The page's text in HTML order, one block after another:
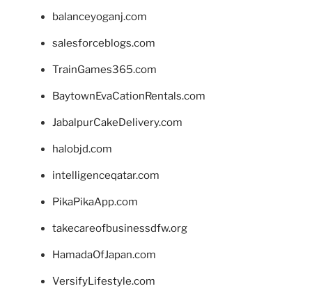
balanceyoganj.com
salesforceblogs.com
TrainGames365.com
BaytownEvaCationRentals.com
JabalpurCakeDelivery.com
halobjd.com
intelligenceqatar.com
PikaPikaApp.com
takecareofbusinessdfw.org
HamadaOfJapan.com
VersifyLifestyle.com